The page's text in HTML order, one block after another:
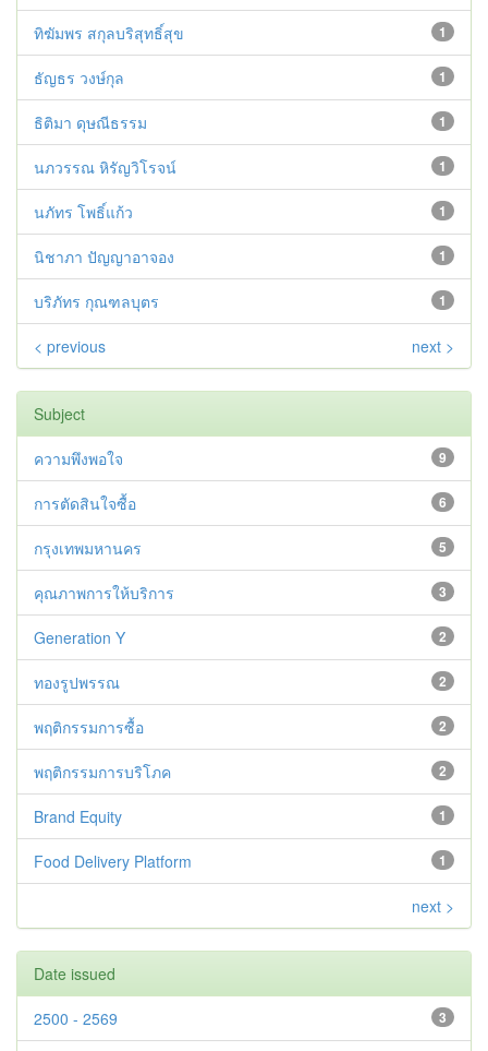
1
ทิฆัมพร สกุลบริสุทธิ์สุข
1
ธัญธร วงษ์กุล
1
ธิติมา ดุษณีธรรม
1
นภวรรณ หิรัญวิโรจน์
1
นภัทร โพธิ์แก้ว
1
นิชาภา ปัญญาอาจอง
1
บริภัทร กุณฑลบุตร
< previous next >
Subject
9
ความพึงพอใจ
6
การตัดสินใจซื้อ
5
กรุงเทพมหานคร
3
คุณภาพการให้บริการ
2
Generation Y
2
ทองรูปพรรณ
2
พฤติกรรมการซื้อ
2
พฤติกรรมการบริโภค
1
Brand Equity
1
Food Delivery Platform
next >
Date issued
3
2500 - 2569